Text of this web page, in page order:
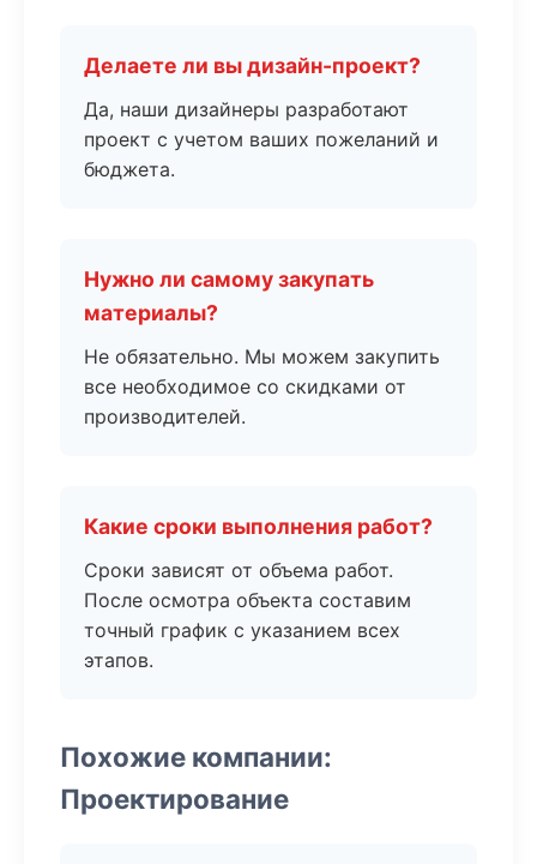
Делаете ли вы дизайн-проект?
Да, наши дизайнеры разработают
проект с учетом ваших пожеланий и
бюджета.
Нужно ли самому закупать
материалы?
Не обязательно. Мы можем закупить
все необходимое со скидками от
производителей.
Какие сроки выполнения работ?
Сроки зависят от объема работ.
После осмотра объекта составим
точный график с указанием всех
этапов.
Похожие компании:
Проектирование